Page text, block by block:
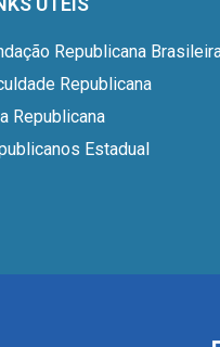
Republicana
Republicana
Republicana
Estadual